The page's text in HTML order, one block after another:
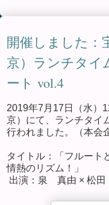
開催しました：
京）ランチタイ
ート vol.4
2019年7月17日（水）
京）にて、ランチタイ
行われました。（本会
タイトル：「フルート
情熱のリズム！」
出演：泉 真由 × 松田